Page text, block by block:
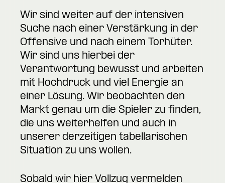
Wir sind weiter auf der intensiven
Suche nach einer Verstärkung in der
Offensive und nach einem Torhüter.
Wir sind uns hierbei der
Verantwortung bewusst und arbeiten
mit Hochdruck und viel Energie an
einer Lösung. Wir beobachten den
Markt genau um die Spieler zu finden,
die uns weiterhelfen und auch in
unserer derzeitigen tabellarischen
Situation zu uns wollen.
Sobald wir hier Vollzug vermelden